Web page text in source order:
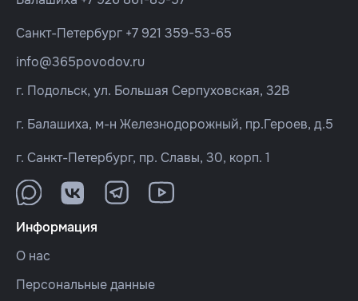
Санкт-Петербург +7 921 359-53-65
info@365povodov.ru
г. Подольск, ул. Большая Серпуховская, 32В
г. Балашиха, м-н Железнодорожный, пр.Героев, д.5
г. Санкт-Петербург, пр. Славы, 30, корп. 1
Информация
О нас
Персональные данные